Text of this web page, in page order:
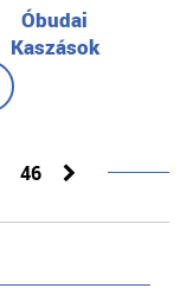
Óbudai
Kaszások
46